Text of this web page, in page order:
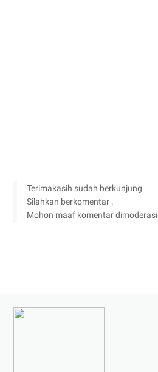
Terimakasih sudah berkunjung
Silahkan berkomentar .
Mohon maaf komentar dimoderasi